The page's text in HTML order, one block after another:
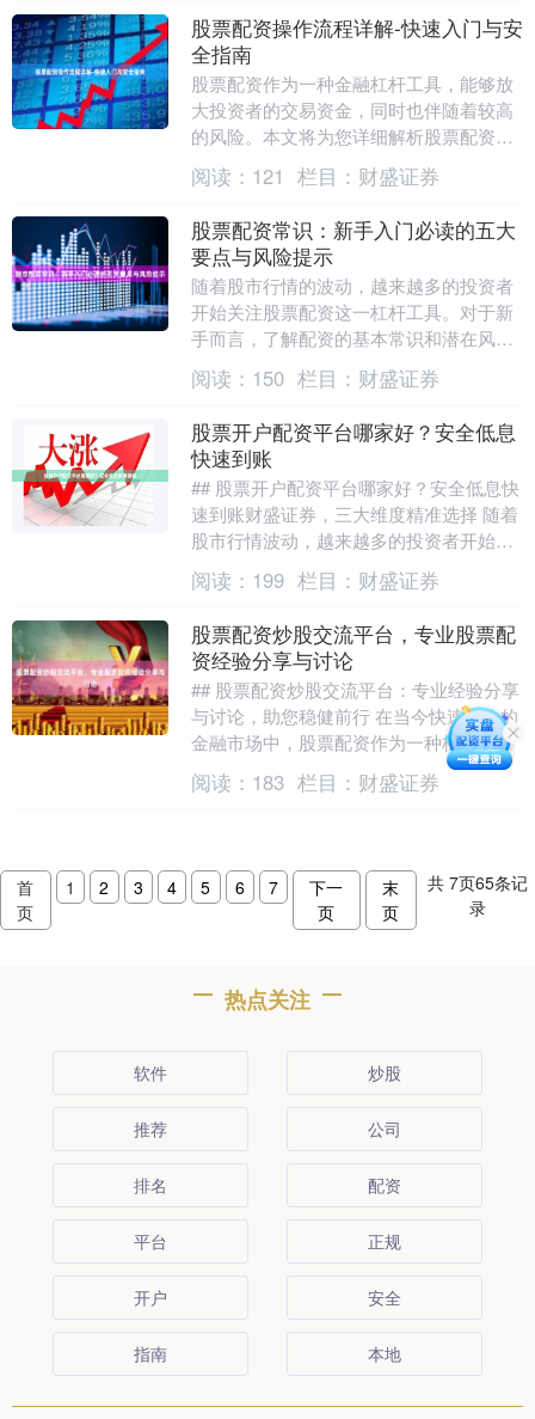
股票配资操作流程详解-快速入门与安
全指南
股票配资作为一种金融杠杆工具，能够放
大投资者的交易资金，同时也伴随着较高
的风险。本文将为您详细解析股票配资的
操作流程，并提供快速入门与安全指南，
帮助您在投资道路....
阅读： 121 栏目： 财盛证券
股票配资常识：新手入门必读的五大
要点与风险提示
随着股市行情的波动，越来越多的投资者
开始关注股票配资这一杠杆工具。对于新
手而言，了解配资的基本常识和潜在风险
至关重要。本文将为您梳理股票配资的五
大入门要点，并提....
阅读： 150 栏目： 财盛证券
股票开户配资平台哪家好？安全低息
快速到账
## 股票开户配资平台哪家好？安全低息快
速到账财盛证券，三大维度精准选择 随着
股市行情波动，越来越多的投资者开始关
注股票配资这一杠杆工具。面对市场上“安
全、低息....
阅读： 199 栏目： 财盛证券
股票配资炒股交流平台，专业股票配
资经验分享与讨论
## 股票配资炒股交流平台：专业经验分享
与讨论，助您稳健前行 在当今快速变化的
金融市场中，股票配资作为一种杠杆工
具，吸引了众多投资者的目光。然而，高
收益往往伴随....
阅读： 183 栏目： 财盛证券
首
页
1 2 3 4 5 6 7
下一
页
末
页
共7页65条记
录
热点关注
软件 炒股
推荐 公司
排名 配资
平台 正规
开户 安全
指南 本地